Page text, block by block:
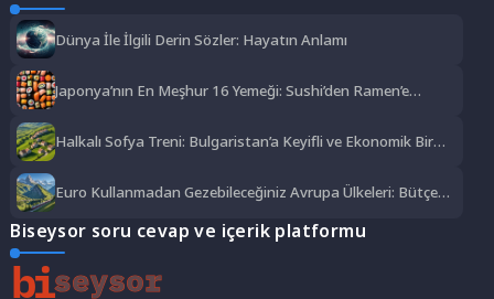
Dünya İle İlgili Derin Sözler: Hayatın Anlamı
Japonya’nın En Meşhur 16 Yemeği: Sushi’den Ramen’e
Halkalı Sofya Treni: Bulgaristan’a Keyifli ve Ekonomik Bir
Euro Kullanmadan Gezebileceğiniz Avrupa Ülkeleri: Bütçe
Biseysor soru cevap ve içerik platformu